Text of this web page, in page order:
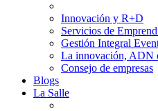
Innovación y R+D
Servicios de
Gestión Integral
La innovación, ADN
Consejo de empresas
Blogs
La Salle